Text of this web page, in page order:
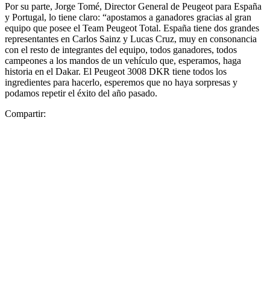
Por su parte, Jorge Tomé, Director General de Peugeot para España
y Portugal, lo tiene claro: “apostamos a ganadores gracias al gran
equipo que posee el Team Peugeot Total. España tiene dos grandes
representantes en Carlos Sainz y Lucas Cruz, muy en consonancia
con el resto de integrantes del equipo, todos ganadores, todos
campeones a los mandos de un vehículo que, esperamos, haga
historia en el Dakar. El Peugeot 3008 DKR tiene todos los
ingredientes para hacerlo, esperemos que no haya sorpresas y
podamos repetir el éxito del año pasado.
Compartir: